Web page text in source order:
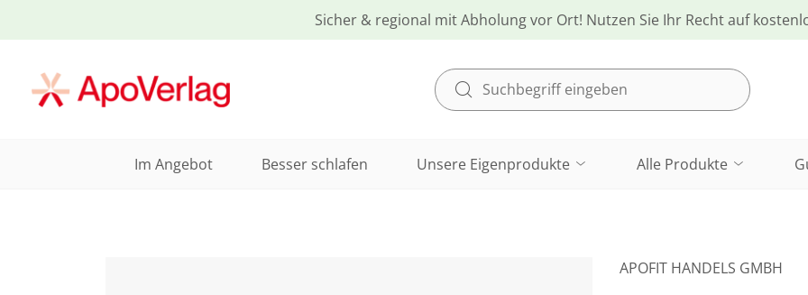
Sicher & regional mit Abholung vor Ort! Nutzen Sie Ihr Recht auf
Im Angebot Besser schlafen Unsere Eigenprodukte Alle Produkte
APOFIT HANDELS GMBH